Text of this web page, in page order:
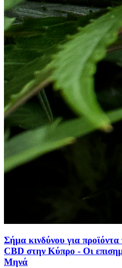
Σήμα κινδύνου για
CBD στην Κύπρο - Οι
Μηνά